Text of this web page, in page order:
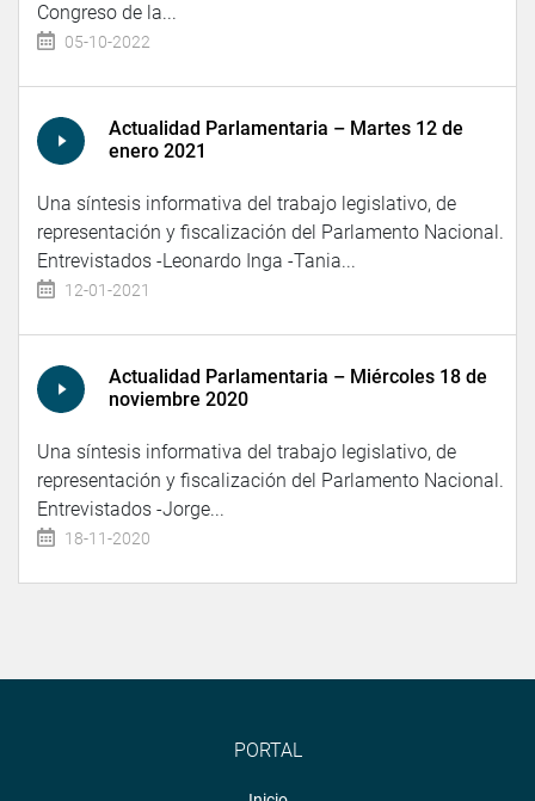
Congreso de la...
05-10-2022
Actualidad Parlamentaria – Martes 12 de
enero 2021
Una síntesis informativa del trabajo legislativo, de
representación y fiscalización del Parlamento Nacional.
Entrevistados -Leonardo Inga -Tania...
12-01-2021
Actualidad Parlamentaria – Miércoles 18 de
noviembre 2020
Una síntesis informativa del trabajo legislativo, de
representación y fiscalización del Parlamento Nacional.
Entrevistados -Jorge...
18-11-2020
PORTAL